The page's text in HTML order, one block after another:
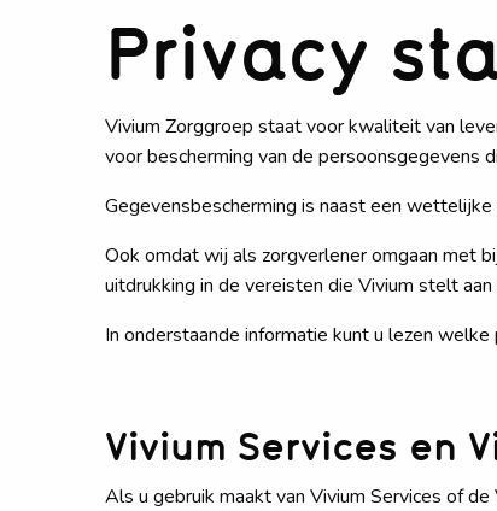
Privacy
Vivium Zorggroep staat voor kwaliteit van
voor bescherming van de persoonsgegevens
Gegevensbescherming is naast een
Ook omdat wij als zorgverlener omgaan met
uitdrukking in de vereisten die Vivium stelt
In onderstaande informatie kunt u lezen
Vivium Services en
Als u gebruik maakt van Vivium Services of